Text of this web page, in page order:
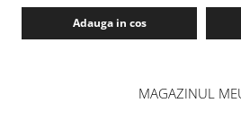
Adauga in cos
MAGAZINUL